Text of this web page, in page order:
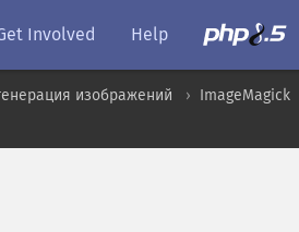
Involved Help
изображений
ImageMagick